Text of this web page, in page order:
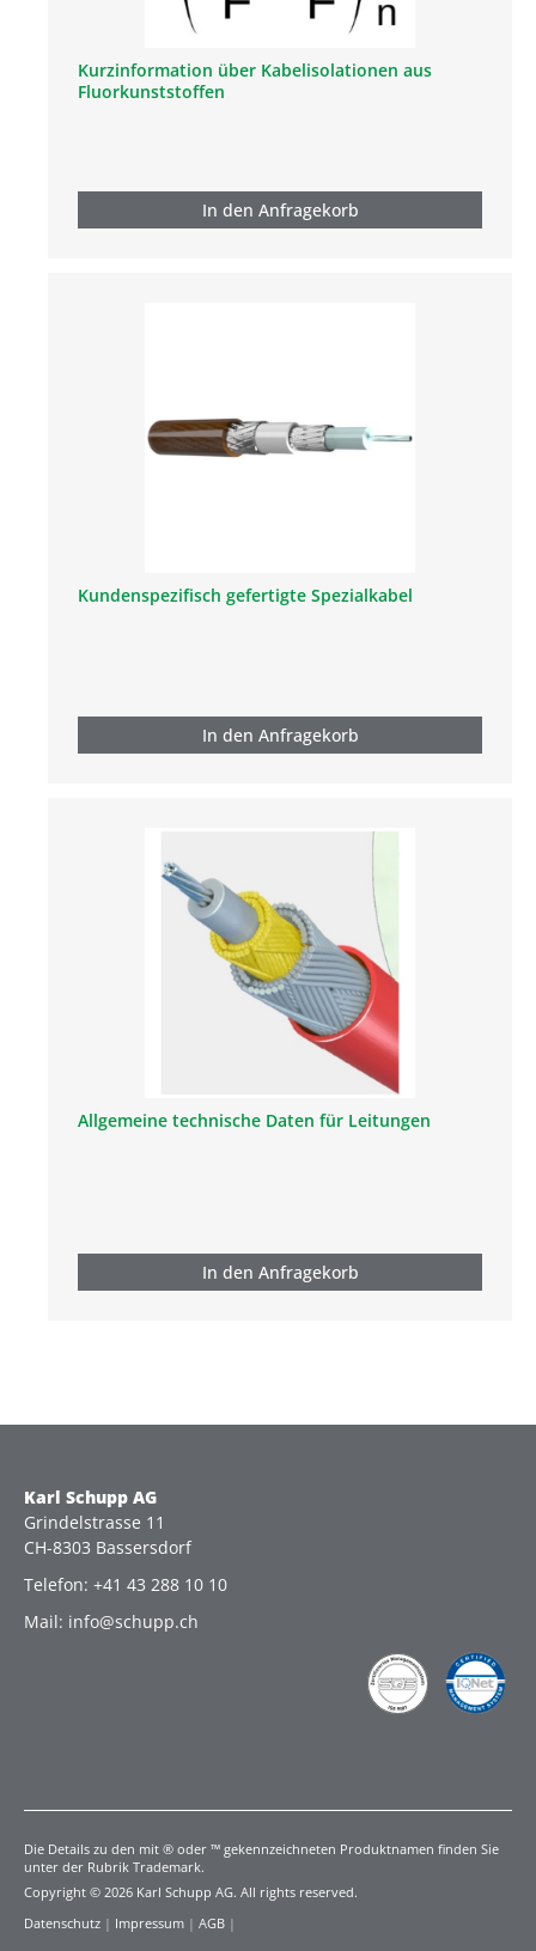
Kurzinformation über Kabelisolationen aus
Fluorkunststoffen
In den Anfragekorb
Kundenspezifisch gefertigte Spezialkabel
In den Anfragekorb
Allgemeine technische Daten für Leitungen
In den Anfragekorb
Karl Schupp AG
Grindelstrasse 11
CH-8303 Bassersdorf
Telefon: +41 43 288 10 10
Mail: info@schupp.ch
Die Details zu den mit ® oder ™ gekennzeichneten Produktnamen finden Sie
unter der Rubrik Trademark.
Copyright © 2026 Karl Schupp AG. All rights reserved.
Datenschutz | Impressum | AGB |